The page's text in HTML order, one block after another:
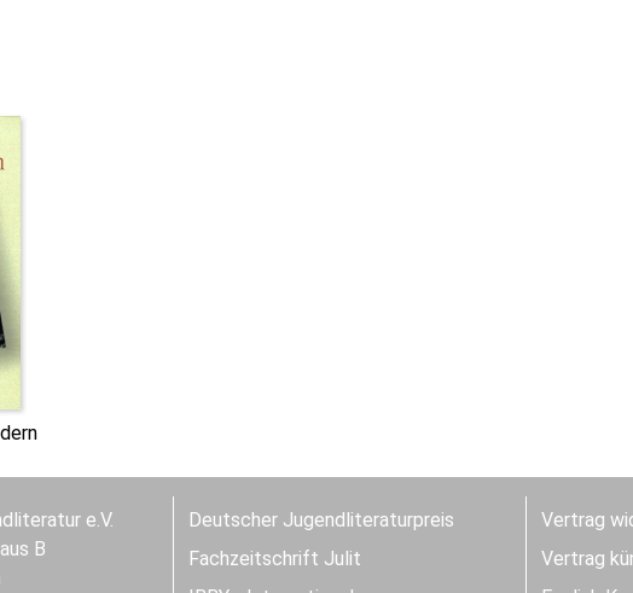
e.V.
B
Deutscher Jugendliteraturpreis
Fachzeitschrift Julit
Vertrag
Vertrag